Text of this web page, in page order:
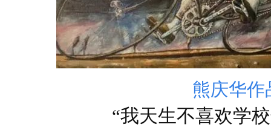
熊庆华作
“我天生不喜欢学